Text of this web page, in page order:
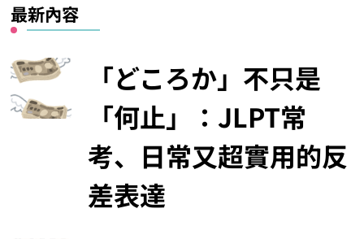
最新內容
「どころか」不只是
「何止」：JLPT常
考、日常又超實用的反
差表達